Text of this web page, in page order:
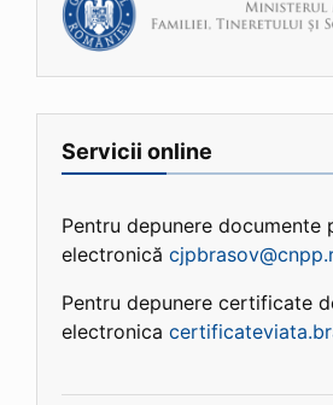
Servicii online
Pentru depunere documente
electronică
Pentru depunere certificate
electronica